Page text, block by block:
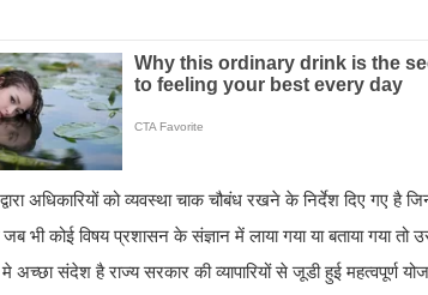
अधिकारियों को व्यवस्था चाक चौबंध रखने के निर्देश दिए गए है
भी कोई विषय प्रशासन के संज्ञान में लाया गया या बताया गया तो
मे अच्छा संदेश है राज्य सरकार की व्यापारियों से जूडी हुई महत्वपूर्ण